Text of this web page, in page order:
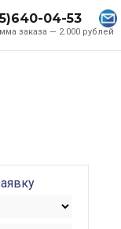
заказа — 2.000 рублей
04-53